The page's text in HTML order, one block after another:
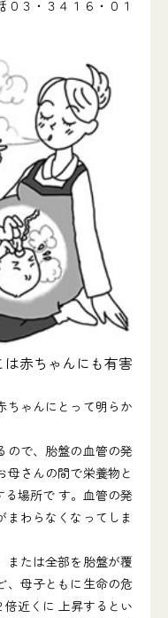
３・３４１６・０１
赤ちゃんにも有害
ゃんにとって明らか
ので、胎盤の血管の発
母さんの間で栄養物と
場所で す。血管の発
まわらなくなってしま
たは全部を胎盤が覆
、母子ともに生命の危
近くに 上昇するとい